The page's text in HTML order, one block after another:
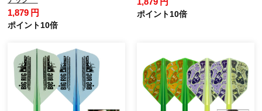
1,879 円
ポイント10倍
ポイント10倍